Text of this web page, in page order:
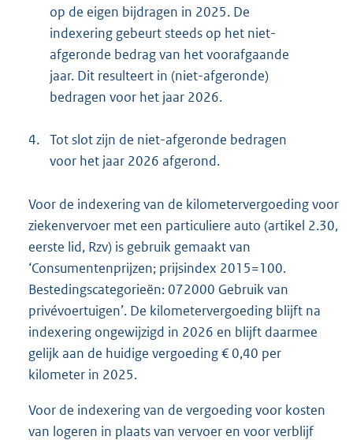
op de eigen bijdragen in 2025. De
indexering gebeurt steeds op het niet-
afgeronde bedrag van het voorafgaande
jaar. Dit resulteert in (niet-afgeronde)
bedragen voor het jaar 2026.
4. Tot slot zijn de niet-afgeronde bedragen
voor het jaar 2026 afgerond.
Voor de indexering van de kilometervergoeding voor
ziekenvervoer met een particuliere auto (artikel 2.30,
eerste lid, Rzv) is gebruik gemaakt van
‘Consumentenprijzen; prijsindex 2015=100.
Bestedingscategorieën: 072000 Gebruik van
privévoertuigen’. De kilometervergoeding blijft na
indexering ongewijzigd in 2026 en blijft daarmee
gelijk aan de huidige vergoeding € 0,40 per
kilometer in 2025.
Voor de indexering van de vergoeding voor kosten
van logeren in plaats van vervoer en voor verblijf